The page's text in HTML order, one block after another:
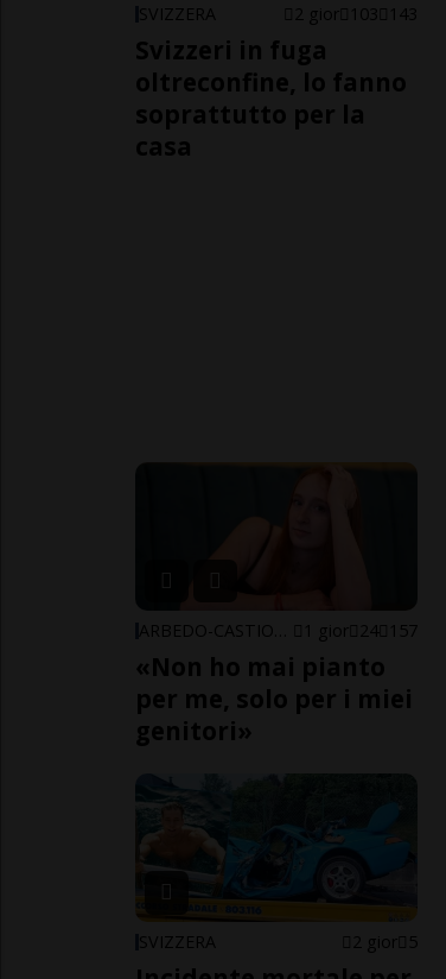
SVIZZERA 2 gior 103 143
Svizzeri in fuga
oltreconfine, lo fanno
soprattutto per la
casa
1 gior 24 157
«Non ho mai pianto
per me, solo per i miei
genitori»
SVIZZERA 2 gior 5